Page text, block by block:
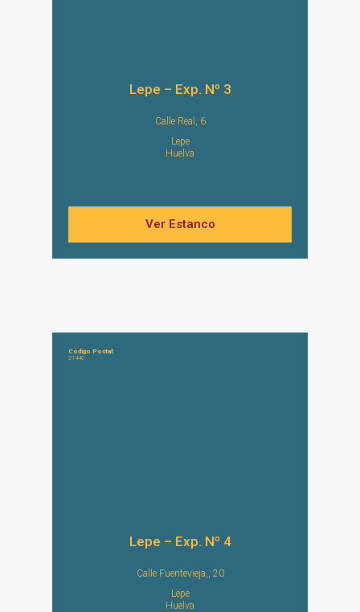
Lepe – Exp. Nº 3
Calle Real, 6
Lepe
Huelva
Ver Estanco
Código Postal:
21440
Lepe – Exp. Nº 4
Calle Fuentevieja,, 20
Lepe
Huelva